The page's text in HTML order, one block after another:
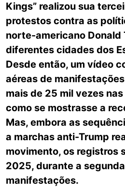
Kings” realizou sua
protestos contra as
norte-americano Donald
diferentes cidades dos
Desde então, um vídeo
aéreas de
mais de 25 mil vezes
como se mostrasse a
Mas, embora as
a marchas anti-Trump
movimento, os registros
2025, durante a
manifestações.